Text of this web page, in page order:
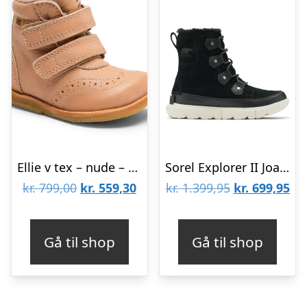
Ellie v tex – nude – 26
kr.799,00 Den
var:
kr. 799,00.
kr. 559,30Den
kr. 559,30.
Gå til shop
Sorel Explorer II Joan Womens, Black / Fawn
kr.1.399,95 Den
var:
kr. 1.399,95.
kr. 699,95
kr.
Gå til shop